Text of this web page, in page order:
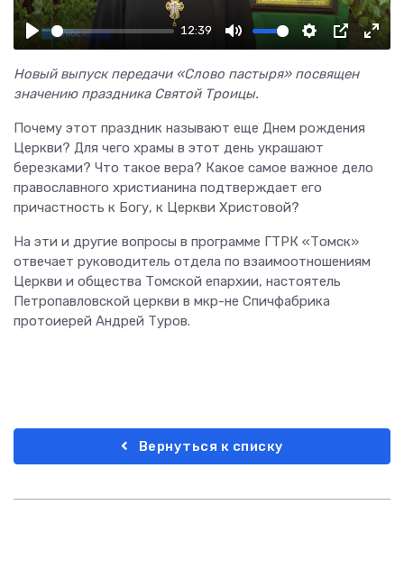
Play
12:39
Mute Settings
PIP
Новый выпуск передачи «Слово пастыря» посвящен
значению праздника Святой Троицы.
Почему этот праздник называют еще Днем рождения
Церкви? Для чего храмы в этот день украшают
березками? Что такое вера? Какое самое важное дело
православного христианина подтверждает его
причастность к Богу, к Церкви Христовой?
На эти и другие вопросы в программе ГТРК «Томск»
отвечает руководитель отдела по взаимоотношениям
Церкви и общества Томской епархии, настоятель
Петропавловской церкви в мкр-не Спичфабрика
протоиерей Андрей Туров.
Вернуться к списку